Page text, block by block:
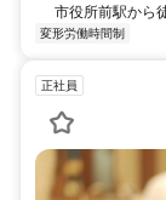
市役所前駅から
変形労働時間制
正社員